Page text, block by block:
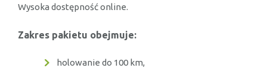
Wysoka dostępność online.
Zakres pakietu obejmuje:
holowanie do 100 km,